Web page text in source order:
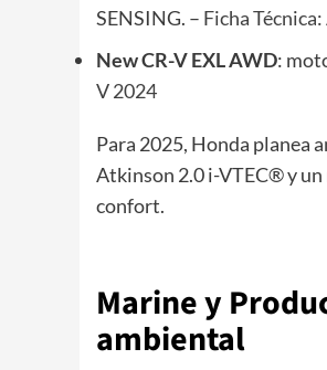
SENSING. – Ficha
New CR-V EXL AWD:
V 2024
Para 2025, Honda planea
Atkinson 2.0 i-VTEC® y un
confort.
Marine y
ambiental